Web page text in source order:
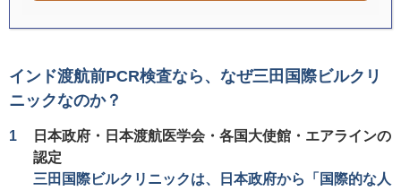
インド渡航前PCR検査なら、なぜ三田国際ビルクリ
ニックなのか？
日本政府・日本渡航医学会・各国大使館・エアラインの
認定
三田国際ビルクリニックは、日本政府から「国際的な人